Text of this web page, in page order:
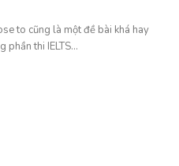
to cũng là một đề bài khá hay
thi IELTS...